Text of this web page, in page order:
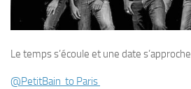
Le temps s’écoule et une date s’approche
@PetitBain to Paris